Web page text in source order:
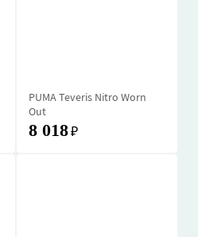
PUMA Teveris Nitro Worn
Out
8 018₽